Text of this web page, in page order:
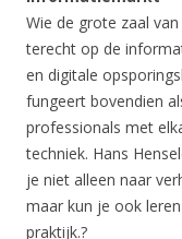
Wie de grote zaal
terecht op de
en digitale
fungeert bovendien
professionals met
techniek. Hans
je niet alleen naar
maar kun je ook
praktijk.?